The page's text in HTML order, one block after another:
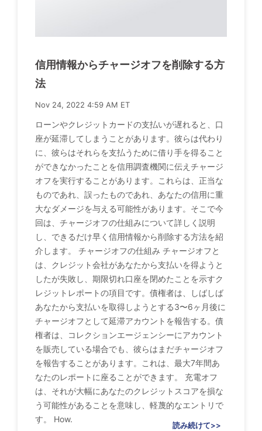
信用情報からチャージオフを削除する方
法
Nov 24, 2022 4:59 AM ET
ローンやクレジットカードの支払いが遅れると、口
座が延滞してしまうことがあります。彼らは代わり
に、彼らはそれらを支払うために借り手を得ること
ができなかったことを信用調査機関に伝えチャージ
オフを実行することがあります。これらは、正当な
ものであれ、誤ったものであれ、あなたの信用に重
大なダメージを与える可能性があります。そこで今
回は、チャージオフの仕組みについて詳しく説明
し、できるだけ早く信用情報から削除する方法を紹
介します。 チャージオフの仕組み チャージオフと
は、クレジット会社があなたから支払いを得ようと
したが失敗し、期限切れ口座を閉めたことを示すク
レジットレポートの項目です。債権者は、しばしば
あなたから支払いを取得しようとする3〜6ヶ月後に
チャージオフとして延滞アカウントを報告する。債
権者は、コレクションエージェンシーにアカウント
を販売している場合でも、彼らはまだチャージオフ
を報告することがあります。これは、最大7年間あ
なたのレポートに座ることができます。 充電オフ
は、それが大幅にあなたのクレジットスコアを損な
う可能性があることを意味し、軽蔑的なエントリで
す。 How.
読み続けて>>